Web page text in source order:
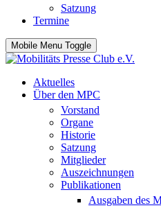
Satzung
Termine
Mobile Menu Toggle
Aktuelles
Über den MPC
Vorstand
Organe
Historie
Satzung
Mitglieder
Auszeichnungen
Publikationen
Ausgaben des